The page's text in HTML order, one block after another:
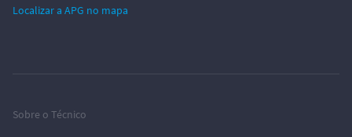
Localizar a APG no mapa
Sobre o Técnico